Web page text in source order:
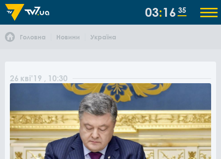
03 16 35
Головна Новини Україна
26 кві'19 , 10:30